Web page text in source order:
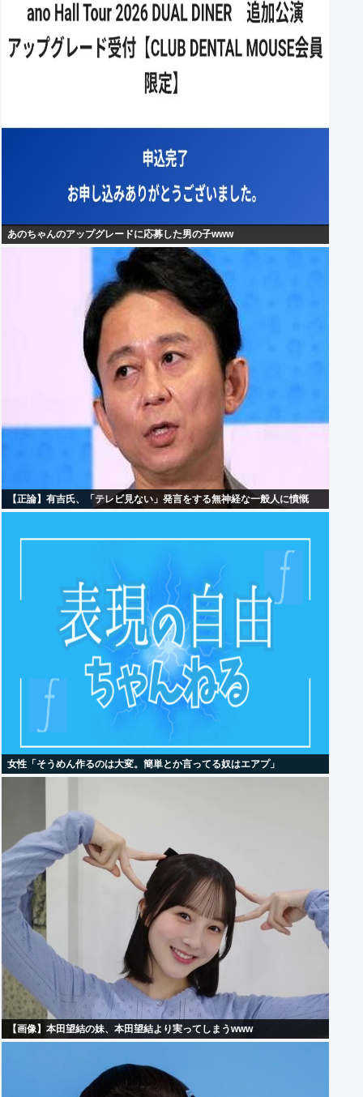
あのちゃんのアップグレードに応募した男の子www
【正論】有吉氏、「テレビ見ない」発言をする無神経な一般人に憤慨
女性「そうめん作るのは大変。簡単とか言ってる奴はエアプ」
【画像】本田望結の妹、本田望結より実ってしまうwww